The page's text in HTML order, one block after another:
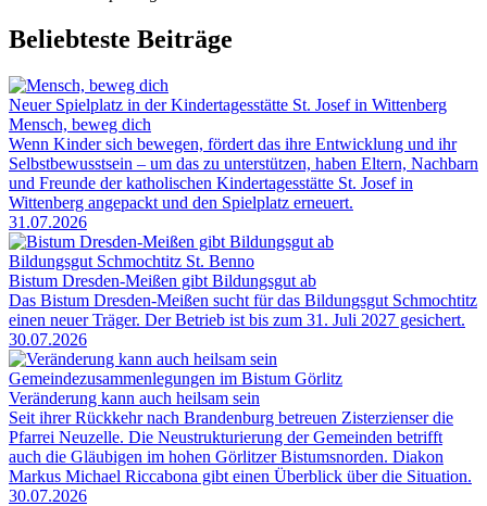
Beliebteste Beiträge
Neuer Spielplatz in der Kindertagesstätte St. Josef in Wittenberg
Mensch, beweg dich
Wenn Kinder sich bewegen, fördert das ihre Entwicklung und ihr
Selbstbewusstsein – um das zu unterstützen, haben Eltern, Nachbarn
und Freunde der katholischen Kindertagesstätte St. Josef in
Wittenberg angepackt und den Spielplatz erneuert.
31.07.2026
Bildungsgut Schmochtitz St. Benno
Bistum Dresden-Meißen gibt Bildungsgut ab
Das Bistum Dresden-Meißen sucht für das Bildungsgut Schmochtitz
einen neuer Träger. Der Betrieb ist bis zum 31. Juli 2027 gesichert.
30.07.2026
Gemeindezusammenlegungen im Bistum Görlitz
Veränderung kann auch heilsam sein
Seit ihrer Rückkehr nach Brandenburg betreuen Zisterzienser die
Pfarrei Neuzelle. Die Neustrukturierung der Gemeinden betrifft
auch die Gläubigen im hohen Görlitzer Bistumsnorden. Diakon
Markus Michael Riccabona gibt einen Überblick über die Situation.
30.07.2026